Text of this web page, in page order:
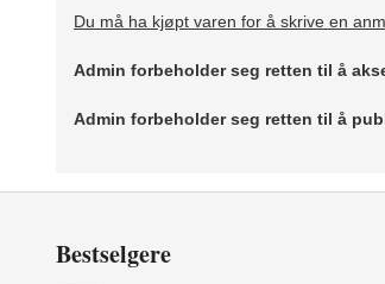
Du må ha kjøpt varen for å skrive en
Admin forbeholder seg retten til å
Admin forbeholder seg retten til å
Bestselgere